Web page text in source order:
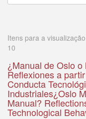
Itens para a
10
¿Manual de Oslo
Reflexiones a
Conducta
Industriales¿Oslo
Manual?
Technological